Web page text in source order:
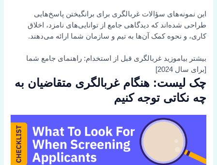
این نمونه‌های سؤالات غربالگری برای برانگیختن پاسخ‌هایی
طراحی شده‌اند که دیدگاهی جامع از توانایی‌های نامزد، اخلاق
کاری، و نحوه کمک آن‌ها به تیم و سازمان شما ارائه می‌دهند.
بیشتر بیاموزید غربالگری قبل از استخدام: راهنمای جامع شما
[برای سال 2024]
چک لیست: هنگام غربالگری متقاضیان به
چه نکاتی توجه کنیم